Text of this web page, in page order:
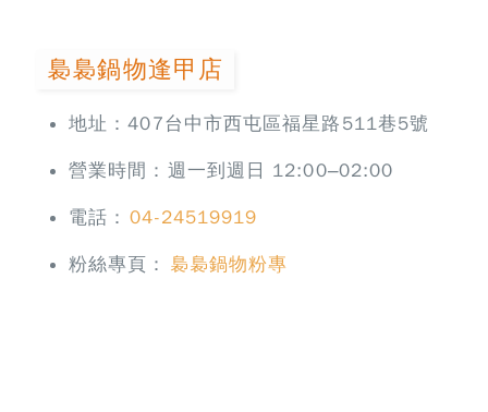
裊裊鍋物逢甲店
地址：407台中市西屯區福星路511巷5號
營業時間：週一到週日 12:00–02:00
電話： 04-24519919
粉絲專頁： 裊裊鍋物粉專